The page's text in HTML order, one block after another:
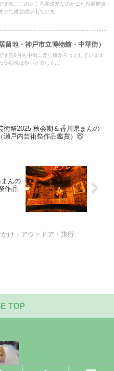
す🐹ここのところ寒暖差なのかまた副鼻腔炎
りで倦怠感が出ていま...
留地・神戸市立博物館・中華街）
す🐹9月も中旬に差し掛かろうとしています
💦朝晩はやっと涼しく...
術祭2025 秋会期＆香川県まんの
瀬戸内芸術祭作品鑑賞）⑥
んの
作品
かけ・アウトドア・旅行
TOP